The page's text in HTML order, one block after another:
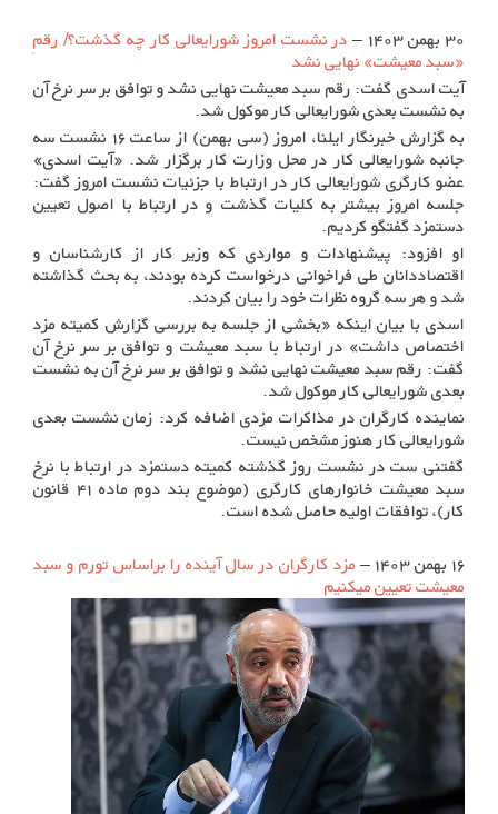
۳۰ بهمن ۱۴۰۳ –
در نشست امروز شورایعالی کار چه گذشت؟/ رقمِ
«سبد معیشت» نهایی نشد
آیت اسدی گفت: رقم سبد معیشت نهایی نشد و توافق بر سر نرخ آن
به نشست بعدی شورایعالی کار موکول شد.
به گزارش خبرنگار ایلنا، امروز (سی بهمن) از ساعت ۱۶ نشست سه
جانبه شورایعالی کار در محل وزارت کار برگزار شد. «آیت اسدی»
عضو کارگری شورایعالی کار در ارتباط با جزئیات نشست امروز گفت:
جلسه امروز بیشتر به کلیات گذشت و در ارتباط با اصول تعیین
دستمزد گفتگو کردیم.
او افزود: پیشنهادات و مواردی که وزیر کار از کارشناسان و
اقتصاددانان طی فراخوانی درخواست کرده بودند، به بحث گذاشته
شد و هر سه گروه نظرات خود را بیان کردند.
اسدی با بیان اینکه «بخشی از جلسه به بررسی گزارش کمیته مزد
اختصاص داشت» در ارتباط با سبد معیشت و توافق بر سر نرخ آن
گفت: رقم سبد معیشت نهایی نشد و توافق بر سر نرخ آن به نشست
بعدی شورایعالی کار موکول شد.
نماینده کارگران در مذاکرات مزدی اضافه کرد: زمان نشست بعدی
شورایعالی کار هنوز مشخص نیست.
گفتنی ست در نشست روز گذشته کمیته دستمزد در ارتباط با نرخ
سبد معیشت خانوارهای کارگری (موضوع بند دوم ماده ۴۱ قانون
کار)، توافقات اولیه حاصل شده است.
۱۶ بهمن ۱۴۰۳ –
مزد کارگران در سال آینده را براساس تورم و سبد
معیشت تعیین می‎کنیم